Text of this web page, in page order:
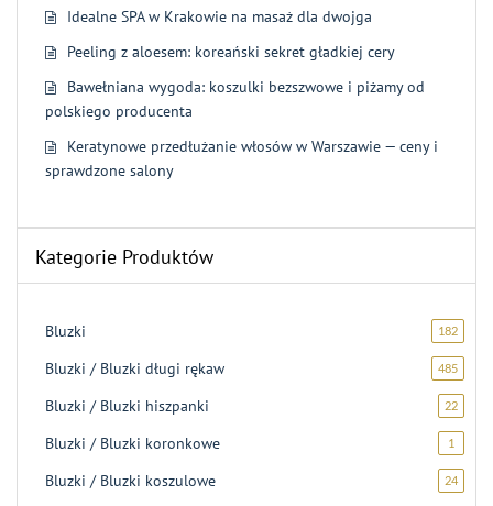
Idealne SPA w Krakowie na masaż dla dwojga
Peeling z aloesem: koreański sekret gładkiej cery
Bawełniana wygoda: koszulki bezszwowe i piżamy od
polskiego producenta
Keratynowe przedłużanie włosów w Warszawie — ceny i
sprawdzone salony
Kategorie Produktów
Bluzki 182182
Bluzki / Bluzki długi rękaw 485485
Bluzki / Bluzki hiszpanki 2222
Bluzki / Bluzki koronkowe 1
Bluzki / Bluzki koszulowe 2424